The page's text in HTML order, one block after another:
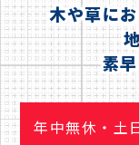
木や草に
素
年中無休・土